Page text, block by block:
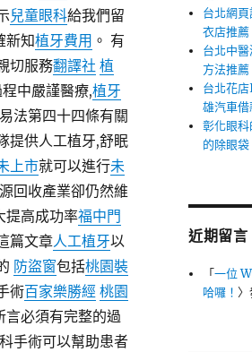
兒童眼科給我們留
新知植牙費用 。 有
切服務翻譯社 植
中嚴謹醫療,植牙
法第四十四條有關
提供人工植牙,舒眠
上市就可以進行未
回收產業卻仍然維
提高成功率福中門
篇文章人工植牙以
防盜窗包括桃園裝
術百家樂勝經 桃園
言必須有完整的過
手術可以幫助患者
台北網
衣店推薦
台北中
方法推薦
台北花
雄汽車借
彰化眼
的除眼袋
近期留言
「一位
哈囉！〉